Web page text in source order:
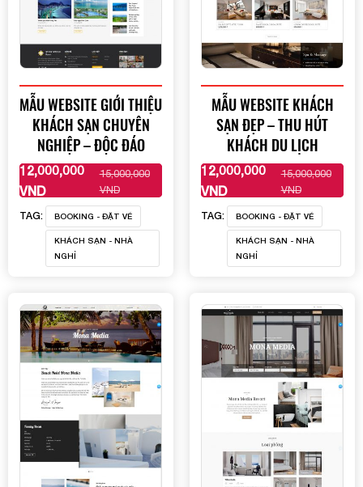
MẪU WEBSITE GIỚI THIỆU
KHÁCH SẠN CHUYÊN
NGHIỆP – ĐỘC ĐÁO
12,000,000
VND
15,000,000
VND
XEM THÊM
TAG: BOOKING - ĐẶT VÉ
KHÁCH SẠN - NHÀ
NGHỈ
MẪU WEBSITE KHÁCH
SẠN ĐẸP – THU HÚT
KHÁCH DU LỊCH
12,000,000
VND
15,000,000
VND
XEM THÊM
TAG: BOOKING - ĐẶT VÉ
KHÁCH SẠN - NHÀ
NGHỈ